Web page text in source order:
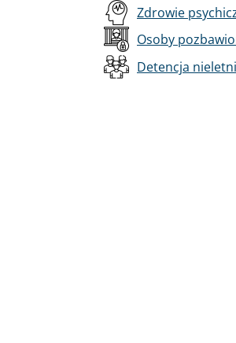
Zdrowie
Osoby
Detencja